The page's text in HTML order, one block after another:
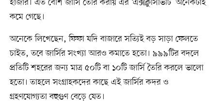
কমে গেছে।
অনেকে লিখেছেন, ফিফা যদি বাজারে সত্যিই বড় সাড়া ফেলতে
চাইত, তবে জার্সির সংখ্যা আরও কমাতে হতো। ৯৯৯টির বদলে
প্রতিটি শহরের জন্য মাত্র ৫০টি বা ১০টি জার্সি তৈরি করলে ভালো
হতো। তাহলে সংগ্রাহকদের কাছে এই জার্সির কদর ও
গ্রহণযোগ্যতা বহুগুণ বেড়ে যেত।